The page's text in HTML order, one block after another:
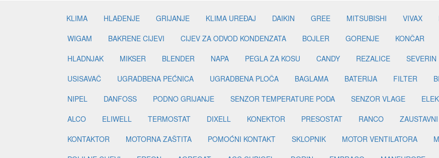
KLIMA HLAĐENJE GRIJANJE KLIMA UREĐAJ DAIKIN GREE MITSUBISHI VIVAX
WIGAM
BAKRENE CIJEVI CIJEV ZA ODVOD KONDENZATA BOJLER GORENJE KONČAR
HLADNJAK
MIKSER BLENDER NAPA PEGLA ZA KOSU CANDY REZALICE SEVERIN
USISAVAČ
UGRADBENA PEĆNICA UGRADBENA PLOČA BAGLAMA BATERIJA FILTER
NIPEL
DANFOSS PODNO GRIJANJE SENZOR TEMPERATURE PODA SENZOR VLAGE
ALCO
ELIWELL TERMOSTAT DIXELL KONEKTOR PRESOSTAT RANCO
KONTAKTOR
MOTORNA ZAŠTITA POMOĆNI KONTAKT SKLOPNIK MOTOR VENTILATORA